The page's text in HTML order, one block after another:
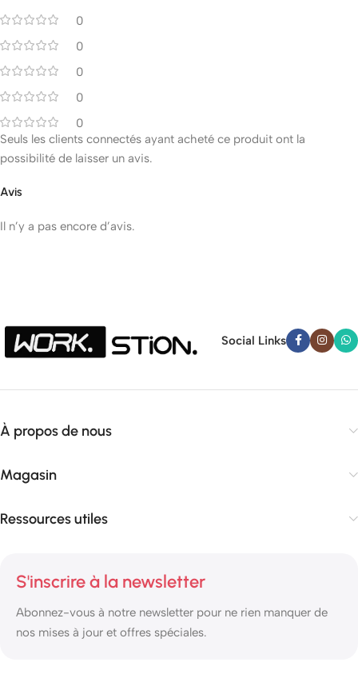
0
0
0
0
0
Avis
Il n’y a pas encore d’avis.
Seuls les clients connectés ayant acheté ce produit ont la
possibilité de laisser un avis.
Social Links
À propos de nous
Magasin
Ressources utiles
S'inscrire à la newsletter
Abonnez-vous à notre newsletter pour ne rien manquer de
nos mises à jour et offres spéciales.